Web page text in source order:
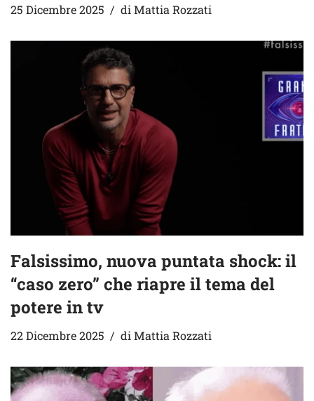
25 Dicembre 2025 di Mattia Rozzati
Falsissimo, nuova puntata shock: il
“caso zero” che riapre il tema del
potere in tv
22 Dicembre 2025 diMattia Rozzati